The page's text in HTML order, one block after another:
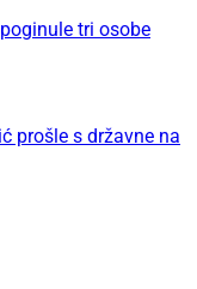
tri osobe
prošle s državne na